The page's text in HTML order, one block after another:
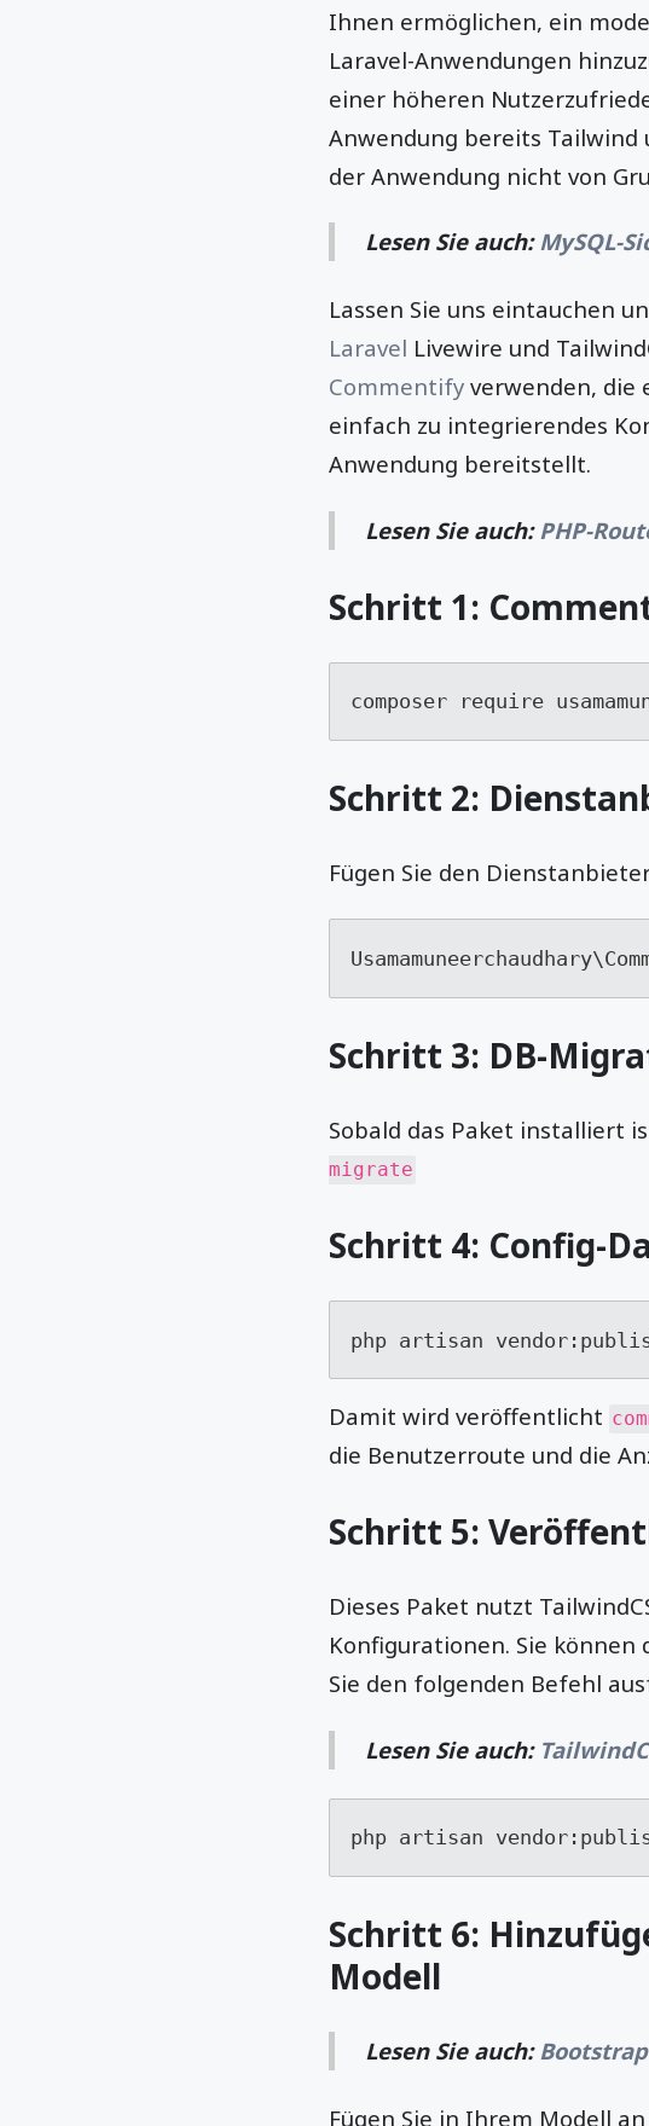
Ihnen ermöglichen, ein
Laravel-Anwendungen
einer höheren
Anwendung bereits
der Anwendung nicht von
Lesen Sie auch:MySQL-
Lassen Sie uns eintauchen
Laravel Livewire und
Commentify verwenden, die
einfach zu integrierendes
Anwendung bereitstellt.
Lesen Sie auch: PHP-
Schritt 1:
composer require
Schritt 2:
Fügen Sie den
Schritt 3: DB-
Sobald das Paket installiert
migrate
Schritt 4: Config-
php artisan
Damit wird veröffentlicht
die Benutzerroute und die
Schritt 5:
Dieses Paket nutzt
Konfigurationen. Sie
Sie den folgenden Befehl
Lesen Sie auch:
php artisan
Schritt 6:
Modell
Lesen Sie auch:
Fügen Sie in Ihrem Modell